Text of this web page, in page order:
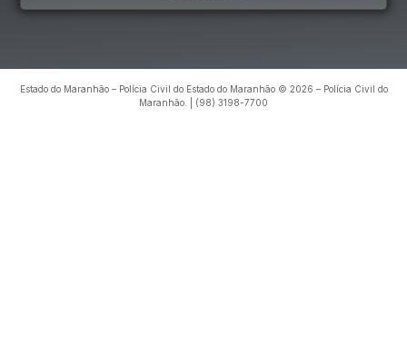
Estado do Maranhão – Polícia Civil do Estado do Maranhão © 2026 – Polícia Civil do
Maranhão. | (98) 3198-7700